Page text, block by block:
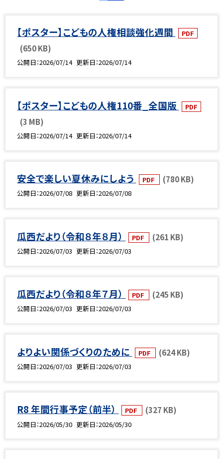
【ポスター】こどもの人権相談強化週間 PDF
(650 KB)
公開日 2026/07/14 更新日 2026/07/14
【ポスター】こどもの人権110番_全国版 PDF
(3 MB)
公開日 2026/07/14 更新日 2026/07/14
安全で楽しい夏休みにしよう PDF (780 KB)
公開日 2026/07/08 更新日 2026/07/08
瓜西だより（令和８年８月） PDF (261 KB)
公開日 2026/07/03 更新日 2026/07/03
瓜西だより（令和８年７月） PDF (245 KB)
公開日 2026/07/03 更新日 2026/07/03
よりよい関係づくりのために PDF (624 KB)
公開日 2026/07/03 更新日 2026/07/03
R8 年間行事予定（前半） PDF (327 KB)
公開日 2026/05/30 更新日 2026/05/30